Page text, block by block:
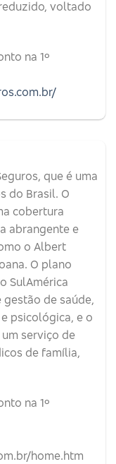
voltado
na 1º
que é uma
do Brasil. O
cobertura
abrangente e
o Albert
O plano
SulAmérica
gestão de saúde,
psicológica, e o
um serviço de
de família,
na 1º
home.htm